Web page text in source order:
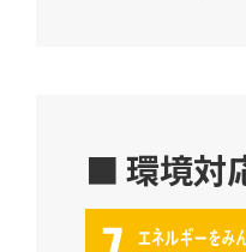
■ 環境対